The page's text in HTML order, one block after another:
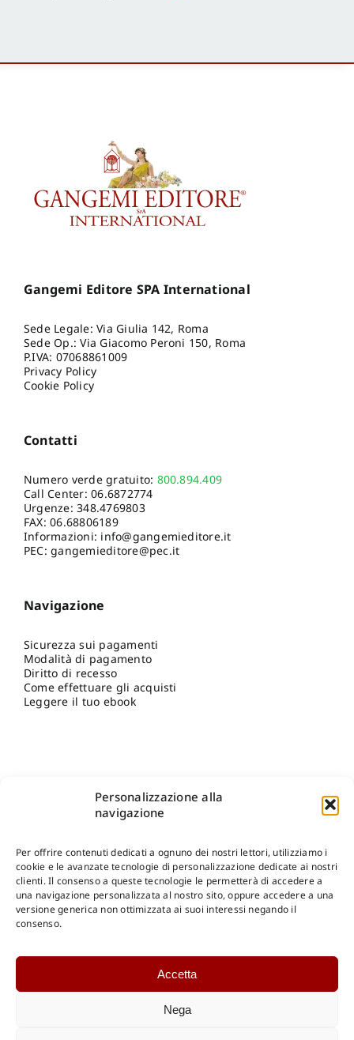
Personalizzazione alla
navigazione
Per offrire contenuti dedicati a ognuno dei nostri lettori, utilizziamo i
cookie e le avanzate tecnologie di personalizzazione dedicate ai nostri
clienti. Il consenso a queste tecnologie le permetterà di accedere a
una navigazione personalizzata al nostro sito, oppure accedere a una
versione generica non ottimizzata ai suoi interessi negando il
consenso.
Accetta
Nega
Gangemi Editore SPA International
Sede Legale: Via Giulia 142, Roma
Sede Op.: Via Giacomo Peroni 150, Roma
P.IVA: 07068861009
Privacy Policy
Cookie Policy
Contatti
Numero verde gratuito: 800.894.409
Call Center:06.6872774
Urgenze:348.4769803
FAX: 06.68806189
Informazioni: info@gangemieditore.it
PEC: gangemieditore@pec.it
Navigazione
Sicurezza sui pagamenti
Modalità di pagamento
Diritto di recesso
Come effettuare gli acquisti
Leggere il tuo ebook
Shop Gangemi Editore-Pagamenti Sicuri e anche Rateali
Catalogo Online
Catalogo Internazionale